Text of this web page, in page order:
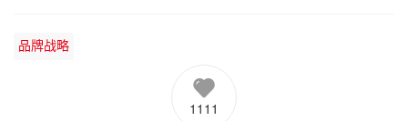
品牌战略
1111